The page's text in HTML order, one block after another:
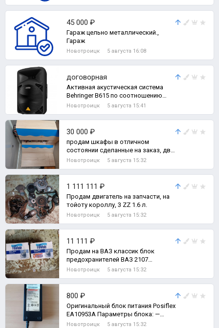
45 000 ₽
Гараж цельно металлический.,
Гараж
Новотроицк 5 августа 16:08
договорная
Активная акустическая система
Behringer B615 по соотношению
мощность/вес превосходит другое
Новотроицк 5 августа 15:41
30 000 ₽
продам шкафы в отличном
состоянии сделанные на заказ, два
шкафа 80*45*210, угловой
Новотроицк 5 августа 15:32
1 111 111 ₽
Продам двигатель на запчасти, на
тойоту короллу, 3 ZZ 1.6 л.
Новотроицк 5 августа 15:32
11 111 ₽
Продам на ВАЗ классик блок
предохранителей ВАЗ 2107
инжектор,радиатор печки б/у
Новотроицк 5 августа 15:32
800 ₽
Оригинальный блок питaния Роsiflех
EA10953A Паpамeтры блoка: —
Haпpяжениe: 12V (Bольт) — Сил
Новотроицк 5 августа 15:32